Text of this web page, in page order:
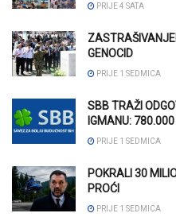
PRIJE 4 SATA
GENOCID
PRIJE 1 SEDMICA
SBB TRAŽI
IGMANU:
PRIJE 1 SEDMICA
POKRALI 30
PROĆI
PRIJE 1 SEDMICA